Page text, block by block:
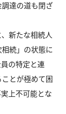
達の道も閉ざ
新たな相続人
続」の状態に
の特定と連
とが極めて困
上不可能とな